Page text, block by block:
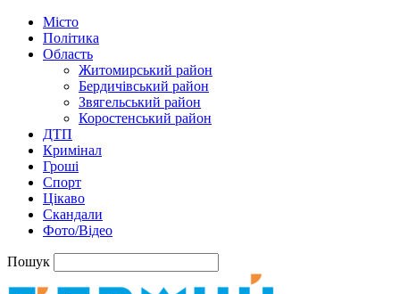
Місто
Політика
Область
Житомирський район
Бердичівський район
Звягельський район
Коростенський район
ДТП
Кримінал
Гроші
Спорт
Цікаво
Скандали
Фото/Відео
Пошук